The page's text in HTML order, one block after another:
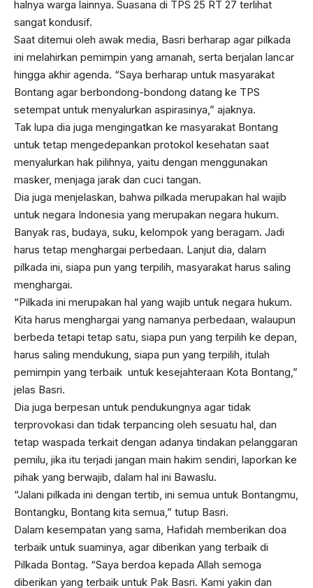
halnya warga lainnya. Suasana di TPS 25 RT 27 terlihat
sangat kondusif.
Saat ditemui oleh awak media, Basri berharap agar pilkada
ini melahirkan pemimpin yang amanah, serta berjalan lancar
hingga akhir agenda. “Saya berharap untuk masyarakat
Bontang agar berbondong-bondong datang ke TPS
setempat untuk menyalurkan aspirasinya,” ajaknya.
Tak lupa dia juga mengingatkan ke masyarakat Bontang
untuk tetap mengedepankan protokol kesehatan saat
menyalurkan hak pilihnya, yaitu dengan menggunakan
masker, menjaga jarak dan cuci tangan.
Dia juga menjelaskan, bahwa pilkada merupakan hal wajib
untuk negara Indonesia yang merupakan negara hukum.
Banyak ras, budaya, suku, kelompok yang beragam. Jadi
harus tetap menghargai perbedaan. Lanjut dia, dalam
pilkada ini, siapa pun yang terpilih, masyarakat harus saling
menghargai.
“Pilkada ini merupakan hal yang wajib untuk negara hukum.
Kita harus menghargai yang namanya perbedaan, walaupun
berbeda tetapi tetap satu, siapa pun yang terpilih ke depan,
harus saling mendukung, siapa pun yang terpilih, itulah
pemimpin yang terbaik untuk kesejahteraan Kota Bontang,”
jelas Basri.
Dia juga berpesan untuk pendukungnya agar tidak
terprovokasi dan tidak terpancing oleh sesuatu hal, dan
tetap waspada terkait dengan adanya tindakan pelanggaran
pemilu, jika itu terjadi jangan main hakim sendiri, laporkan ke
pihak yang berwajib, dalam hal ini Bawaslu.
“Jalani pilkada ini dengan tertib, ini semua untuk Bontangmu,
Bontangku, Bontang kita semua,” tutup Basri.
Dalam kesempatan yang sama, Hafidah memberikan doa
terbaik untuk suaminya, agar diberikan yang terbaik di
Pilkada Bontag. “Saya berdoa kepada Allah semoga
diberikan yang terbaik untuk Pak Basri. Kami yakin dan